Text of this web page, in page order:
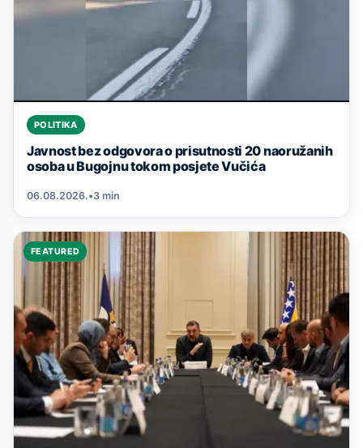
POLITIKA
Javnost bez odgovora o prisutnosti 20 naoružanih
osoba u Bugojnu tokom posjete Vučića
06.08.2026.•3 min
FEATURED